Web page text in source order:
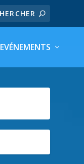
EVÉNEMENTS